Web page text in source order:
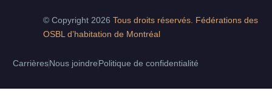
© Copyright 2026 Tous droits réservés. Fédérations des
OSBL d’habitation de Montréal
Carrières Nous joindre Politique de confidentialité